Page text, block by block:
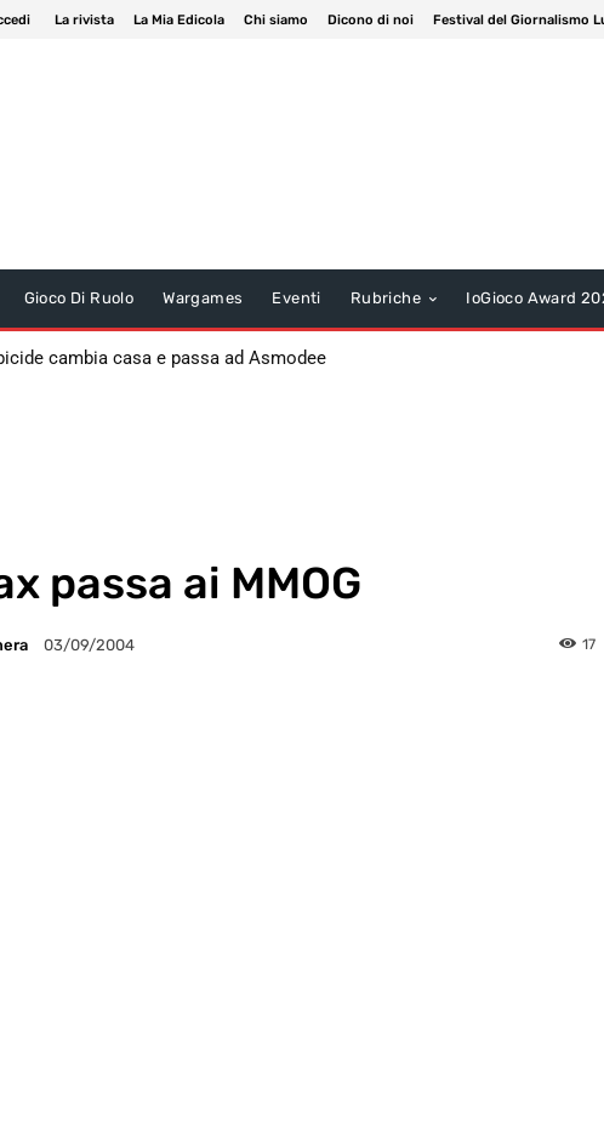
La rivista La Mia Edicola Chi siamo Dicono di noi Festival del Giornalismo
Gioco Di Ruolo Wargames Eventi Rubriche IoGioco Award
cambia casa e passa ad Asmodee
passa ai MMOG
03/09/2004 17